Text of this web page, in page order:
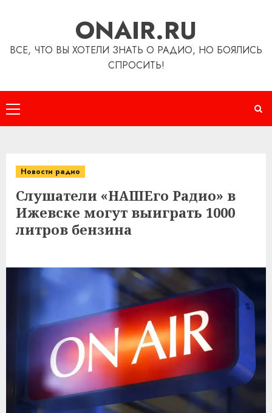
ONAIR.RU
ВСЕ, ЧТО ВЫ ХОТЕЛИ ЗНАТЬ О РАДИО, НО БОЯЛИСЬ
СПРОСИТЬ!
Основное
меню
Новости радио
Слушатели «НАШЕго Радио» в
Ижевске могут выиграть 1000
литров бензина